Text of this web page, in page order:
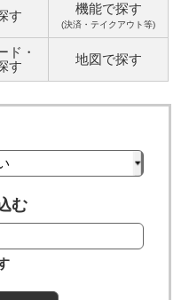
す 機能で探す
(決済・テイクアウト等)
ド・
す 地図で探す
む